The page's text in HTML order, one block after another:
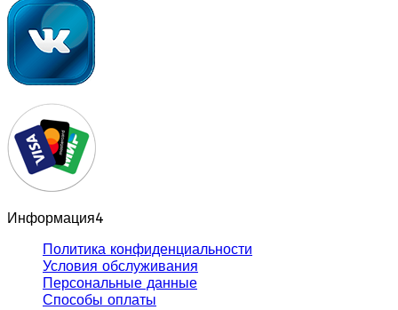
Информация4
Политика конфиденциальности
Условия обслуживания
Персональные данные
Способы оплаты